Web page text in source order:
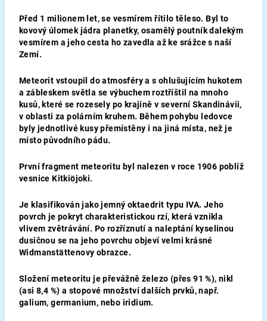
Před 1 milionem let, se vesmírem řítilo těleso. Byl to
kovový úlomek jádra planetky, osamělý poutník dalekým
vesmírem a jeho cesta ho zavedla až ke srážce s naší
Zemí.
Meteorit vstoupil do atmosféry a s ohlušujícím hukotem
a zábleskem světla se výbuchem roztříštil na mnoho
kusů, které se rozesely po krajině v severní Skandinávii,
v oblasti za polárním kruhem. Během pohybu ledovce
byly jednotlivé kusy přemístěny i na jiná místa, než je
místo původního pádu.
První fragment meteoritu byl nalezen v roce 1906 poblíž
vesniceKitkiöjoki.
Je klasifikován jako jemný oktaedrit typu IVA. Jeho
povrch je pokryt charakteristickou rzí, která vznikla
vlivem zvětrávání. Po rozříznutí a naleptání kyselinou
dusičnou se na jeho povrchu objeví velmi krásné
Widmanstättenovy obrazce.
Složení meteoritu je převážně železo (přes 91 %), nikl
(asi 8,4 %) a stopové množství dalších prvků, např.
galium, germanium, nebo iridium.